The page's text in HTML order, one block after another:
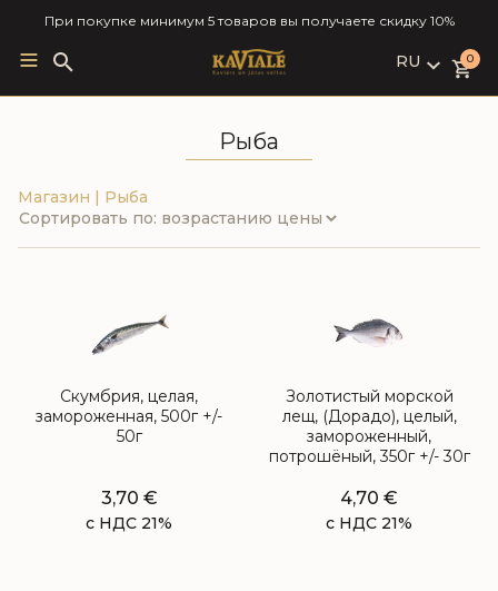
При покупке минимум 5 товаров вы получаете скидку 10%
Search
for:
RU
LV
0
Рыба
Магазин | Рыба
Скумбрия, целая,
замороженная, 500г +/-
50г
3,70 €
с НДС 21%
Золотистый морской
лещ, (Дорадо), целый,
замороженный,
потрошёный, 350г +/- 30г
4,70 €
с НДС 21%